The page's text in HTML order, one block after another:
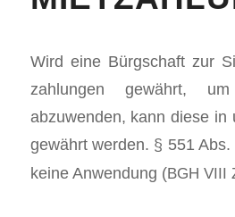
Wird eine Bürgschaft zur
zahlun­gen gewährt,
abzuwen­den, kann diese in
gewährt wer­den. § 551
keine Anwen­dung (BGH VIII